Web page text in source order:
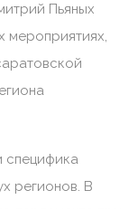
Пьяных
мероприятиях,
специфика
регионов. В